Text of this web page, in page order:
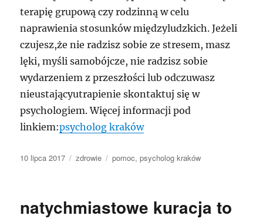
terapię grupową czy rodzinną w celu
naprawienia stosunków międzyludzkich. Jeżeli
czujesz,że nie radzisz sobie ze stresem, masz
lęki, myśli samobójcze, nie radzisz sobie
wydarzeniem z przeszłości lub odczuwasz
nieustającyutrapienie skontaktuj się w
psychologiem. Więcej informacji pod
linkiem:psycholog kraków
Data
10 lipca 2017 Kategorie
zdrowie Tagi
pomoc,psycholog kraków
natychmiastowe kuracja to